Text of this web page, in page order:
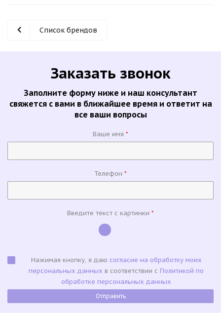
Список брендов
Заказать звонок
Заполните форму ниже и наш консультант
свяжется с вами в ближайшее время и ответит на
все ваши вопросы
Ваше имя *
Телефон *
Введите текст с картинки *
Нажимая кнопку, я даю согласие на обработку моих
персональных данных в соответствии с Политикой по
обработке персональных данных